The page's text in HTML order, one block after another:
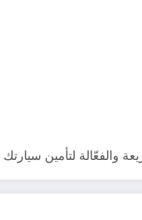
والفعّالة لتأمين